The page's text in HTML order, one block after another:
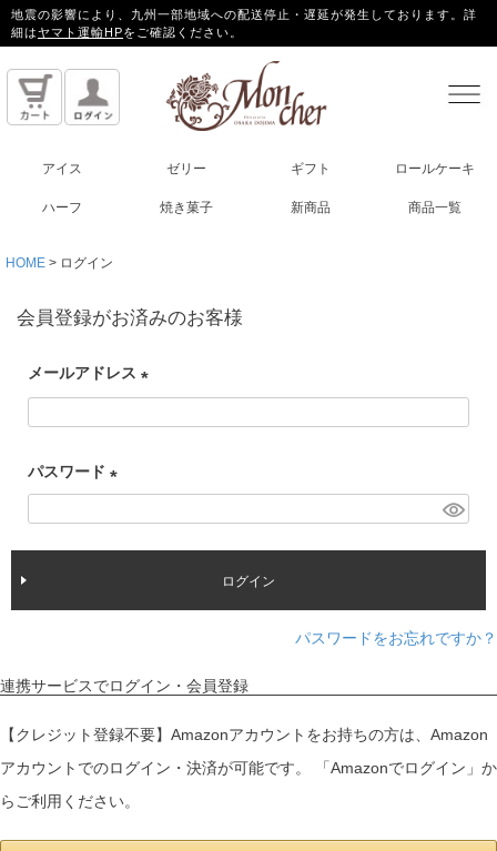
地震の影響により、九州一部地域への配送停止・遅延が発生しております。詳
細はヤマト運輸HPをご確認ください。
アイス ゼリー ギフト ロールケーキ
ハーフ 焼き菓子 新商品 商品一覧
HOME ログイン
会員登録がお済みのお客様
メールアドレス
パスワード
)
ログイン
パスワードをお忘れですか？
連携サービスでログイン・会員登録
【クレジット登録不要】Amazonアカウントをお持ちの方は、Amazon
アカウントでのログイン・決済が可能です。 「Amazonでログイン」か
らご利用ください。